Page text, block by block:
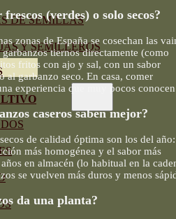
DE SEMILLAS
Y SEMILLEROS
(verdes) o solo secos?
zonas de España se cosechan las
tiernos directamente (como
fritos con ajo y sal, con un sabor
al garbanzo seco. En casa, comer
experiencia que muy pocos
caseros saben mejor?
de calidad óptima son los del
más homogénea y el sabor más
en almacén (lo habitual en la
se vuelven más duros y menos
da una planta?